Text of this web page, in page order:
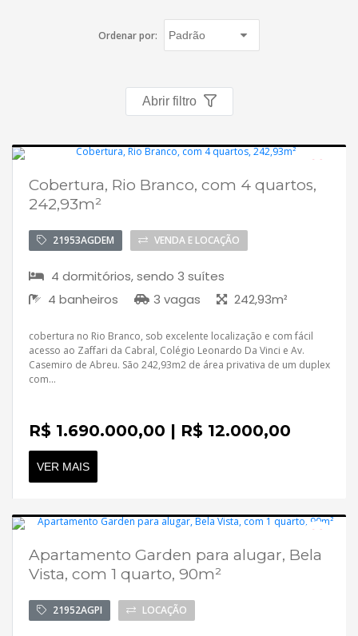
Simulador de financiamento
whatsapp
ANUCIE SEU IMOVEL CONOSCO
Contato
Ordenar por:
Abrir filtro
Cobertura, Rio Branco, com 4 quartos,
242,93m²
21953AGDEM VENDA E LOCAÇÃO
4 dormitórios, sendo 3 suítes
4 banheiros
3 vagas 242,93m²
cobertura no Rio Branco, sob excelente localização e com fácil
acesso ao Zaffari da Cabral, Colégio Leonardo Da Vinci e Av.
Casemiro de Abreu. São 242,93m2 de área privativa de um duplex
com...
R$ 1.690.000,00 | R$ 12.000,00
VER MAIS
Apartamento Garden para alugar, Bela
Vista, com 1 quarto, 90m²
21952AGPI LOCAÇÃO